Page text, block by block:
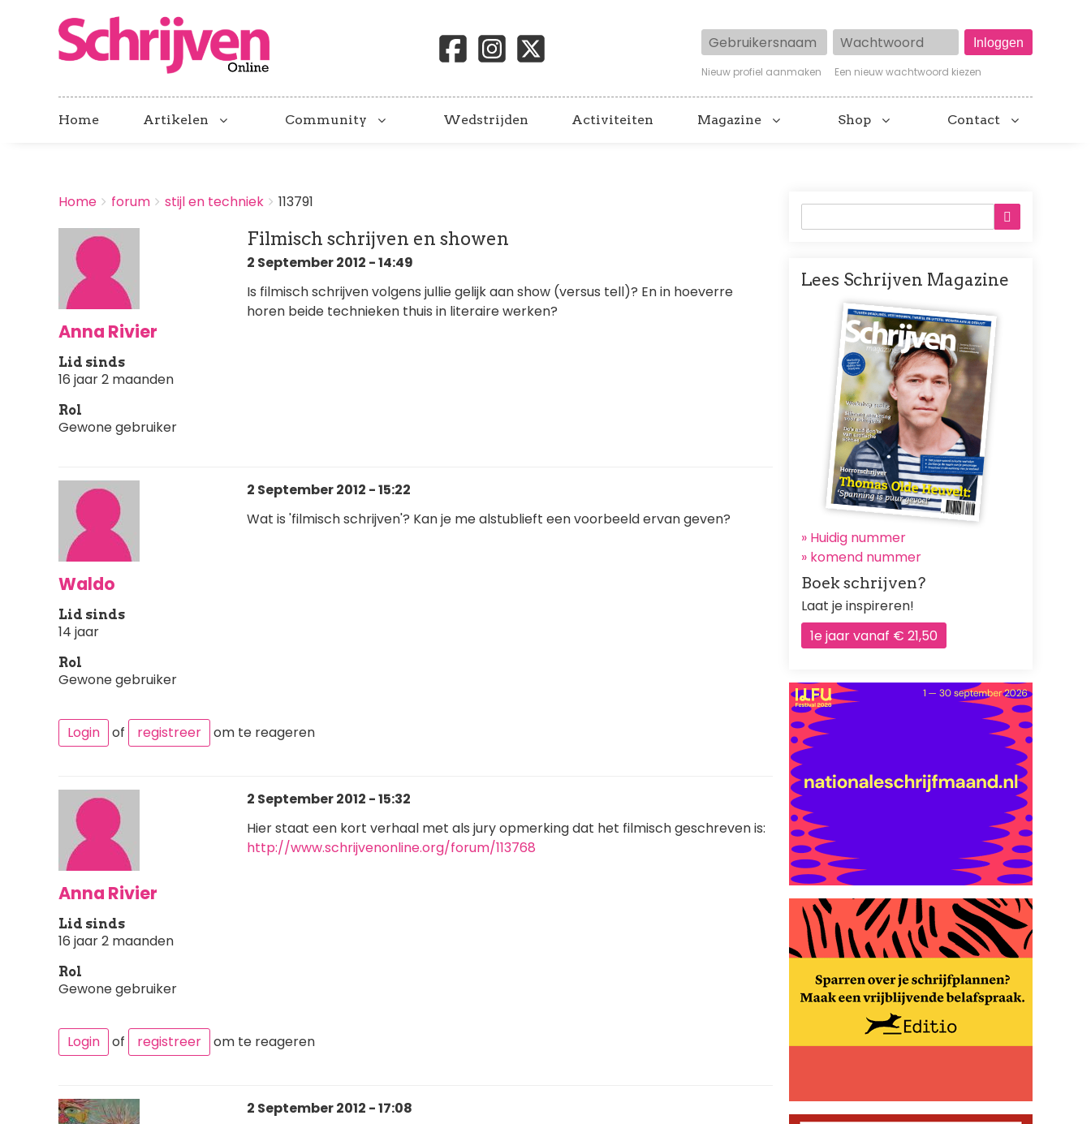
Gebruikersnaam Wachtwoord
Nieuw profiel aanmaken Een nieuw wachtwoord kiezen
Home Artikelen Community Wedstrijden Activiteiten Magazine Shop Contact
BREADCRUMBS
You
here:
Home forum stijl en techniek 113791
Anna Rivier
Lid sinds
16 jaar 2 maanden
Rol
Gewone gebruiker
Filmisch schrijven en showen
2 September 2012 - 14:49
Is filmisch schrijven volgens jullie gelijk aan show (versus tell)? En in hoeverre
horen beide technieken thuis in literaire werken?
Waldo
Lid sinds
14 jaar
Rol
Gewone gebruiker
2 September 2012 - 15:22
Wat is 'filmisch schrijven'? Kan je me alstublieft een voorbeeld ervan geven?
Login of registreer om te reageren
Anna Rivier
Lid sinds
16 jaar 2 maanden
Rol
Gewone gebruiker
2 September 2012 - 15:32
Hier staat een kort verhaal met als jury opmerking dat het filmisch geschreven is:
http://www.schrijvenonline.org/forum/113768
Login of registreer om te reageren
2 September 2012 - 17:08
Lees Schrijven Magazine
Afbeelding
» Huidig nummer
» komend nummer
Boek schrijven?
Laat je inspireren!
1e jaar vanaf € 21,50